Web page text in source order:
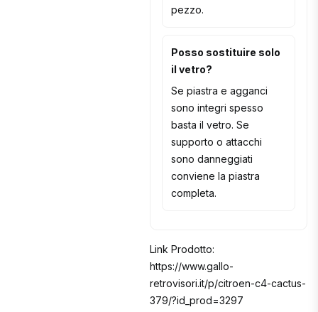
pezzo.
Posso sostituire solo
il vetro?
Se piastra e agganci
sono integri spesso
basta il vetro. Se
supporto o attacchi
sono danneggiati
conviene la piastra
completa.
Link Prodotto:
https://www.gallo-
retrovisori.it/p/citroen-c4-cactus-
379/?id_prod=3297